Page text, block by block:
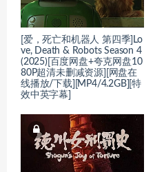
[爱，死亡和机器人 第四季]Lo
ve, Death & Robots Season 4
(2025)[百度网盘+夸克网盘10
80P超清未删减资源][网盘在
线播放/下载][MP4/4.2GB][特
效中英字幕]